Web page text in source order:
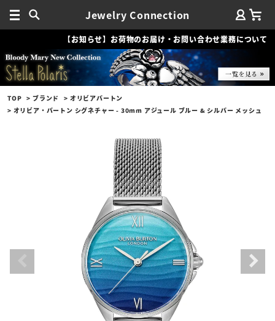
Jewelry Connection
【お知らせ】お荷物のお届け・お問い合わせ業務について
TOP ブランド
オリビアバートン
オリビア・バートン シグネチャー - 30mm アジュール ブルー & シルバー メッシュ